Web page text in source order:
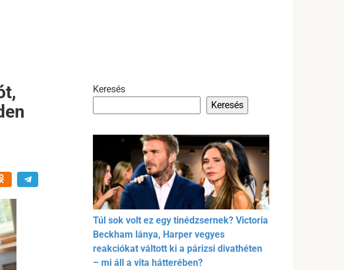
Keresés
Keresés
Túl sok volt ez egy tinédzsernek? Victoria
Beckham lánya, Harper vegyes
reakciókat váltott ki a párizsi divathéten
– mi áll a vita hátterében?